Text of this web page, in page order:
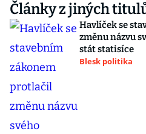
Články z jiných
Havlíček se
změnu názvu
stát statisíce
Blesk politika